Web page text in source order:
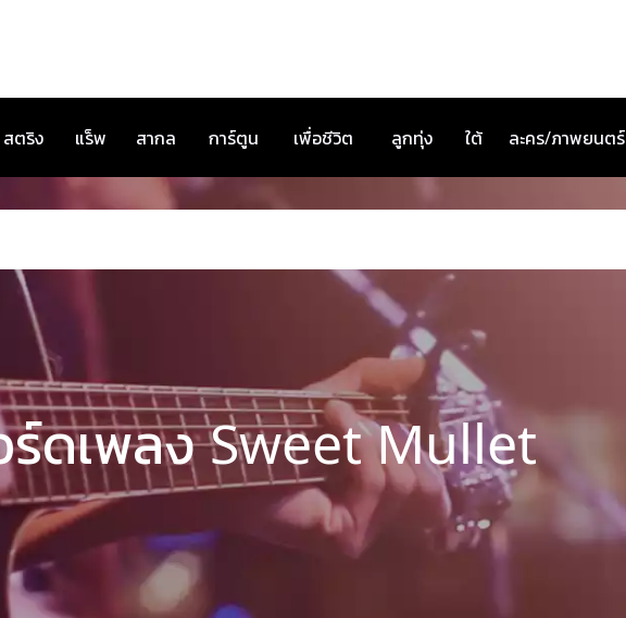
สตริง แร็พ สากล การ์ตูน เพื่อชีวิต ลูกทุ่ง ใต้ ละคร/ภาพยนตร์
ร์ดเพลง Sweet Mullet